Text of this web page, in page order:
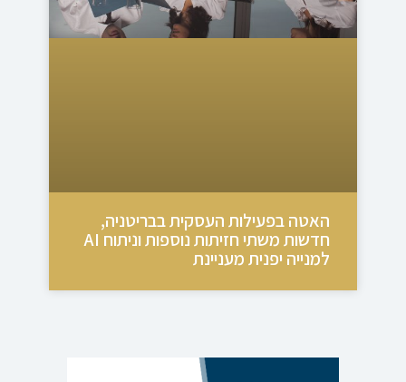
האטה בפעילות העסקית בבריטניה,
חדשות משתי חזיתות נוספות וניתוח AI
למנייה יפנית מעניינת